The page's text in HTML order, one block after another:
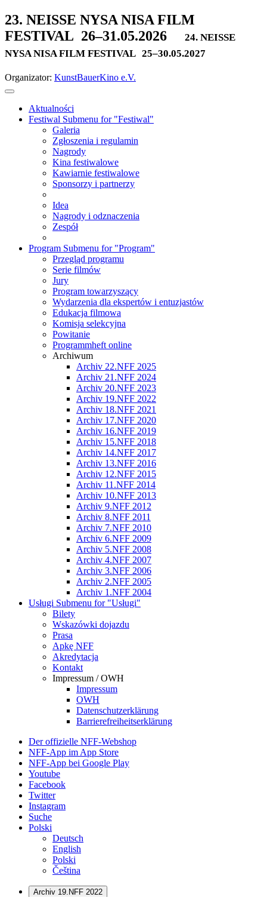
23. NEISSE NYSA NISA FILM
FESTIVAL 26–31.05.2026
24. NEISSE
NYSA NISA FILM FESTIVAL 25–30.05.2027
Organizator: KunstBauerKino e.V.
Aktualności
Festiwal Submenu for "Festiwal"
Galeria
Zgłoszenia i regulamin
Nagrody
Kina festiwalowe
Kawiarnie festiwalowe
Sponsorzy i partnerzy
Idea
Nagrody i odznaczenia
Zespół
Program Submenu for "Program"
Przegląd programu
Serie filmów
Jury
Program towarzyszący
Wydarzenia dla ekspertów i entuzjastów
Edukacja filmowa
Komisja selekcyjna
Powitanie
Programmheft online
Archiwum
Archiv 22.NFF 2025
Archiv 21.NFF 2024
Archiv 20.NFF 2023
Archiv 19.NFF 2022
Archiv 18.NFF 2021
Archiv 17.NFF 2020
Archiv 16.NFF 2019
Archiv 15.NFF 2018
Archiv 14.NFF 2017
Archiv 13.NFF 2016
Archiv 12.NFF 2015
Archiv 11.NFF 2014
Archiv 10.NFF 2013
Archiv 9.NFF 2012
Archiv 8.NFF 2011
Archiv 7.NFF 2010
Archiv 6.NFF 2009
Archiv 5.NFF 2008
Archiv 4.NFF 2007
Archiv 3.NFF 2006
Archiv 2.NFF 2005
Archiv 1.NFF 2004
Usługi Submenu for "Usługi"
Bilety
Wskazówki dojazdu
Prasa
Apkę NFF
Akredytacja
Kontakt
Impressum / OWH
Impressum
OWH
Datenschutzerklärung
Barrierefreiheitserklärung
Der offizielle NFF-Webshop
NFF-App im App Store
NFF-App bei Google Play
Youtube
Facebook
Twitter
Instagram
Suche
Polski
Deutsch
English
Polski
Čeština
Archiv 19.NFF 2022